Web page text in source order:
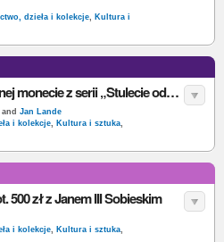
dzieła i kolekcje, Kultura i
Józef Haller na kolejnej monecie z serii „Stulecie odzyskania przez Polskę niepodległości”
and Jan Lande
i kolekcje, Kultura i sztuka,
500 zł z Janem III Sobieskim
i kolekcje, Kultura i sztuka,